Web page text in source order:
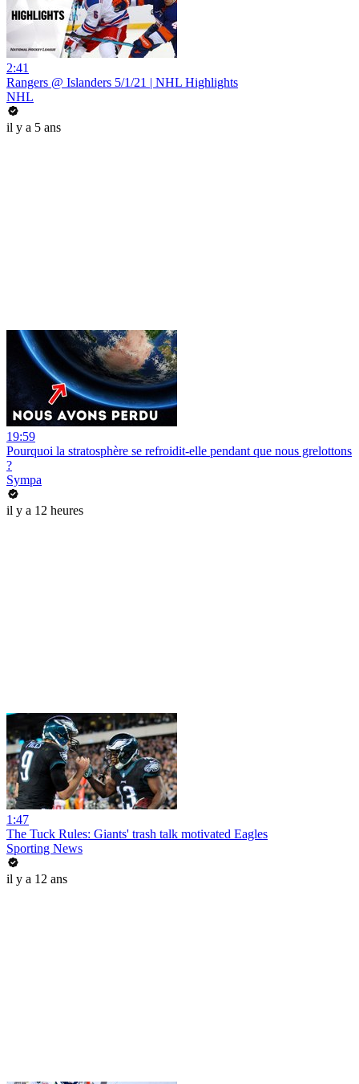
2:41
Rangers @ Islanders 5/1/21 | NHL Highlights
NHL
il y a 5 ans
19:59
Pourquoi la stratosphère se refroidit-elle pendant que nous grelottons
?
Sympa
il y a 12 heures
1:47
The Tuck Rules: Giants' trash talk motivated Eagles
Sporting News
il y a 12 ans